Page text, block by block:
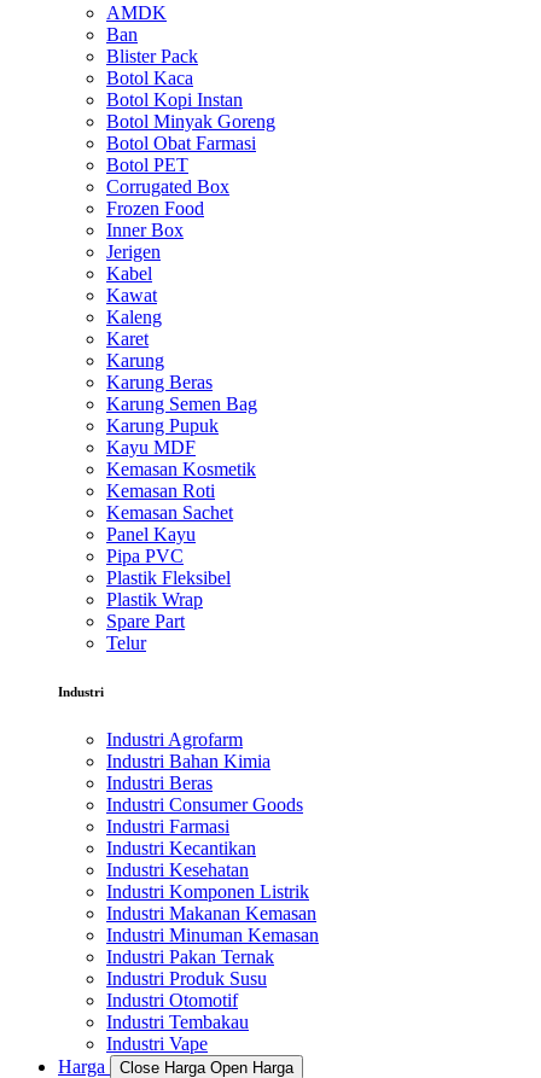
AMDK
Ban
Blister Pack
Botol Kaca
Botol Kopi Instan
Botol Minyak Goreng
Botol Obat Farmasi
Botol PET
Corrugated Box
Frozen Food
Inner Box
Jerigen
Kabel
Kawat
Kaleng
Karet
Karung
Karung Beras
Karung Semen Bag
Karung Pupuk
Kayu MDF
Kemasan Kosmetik
Kemasan Roti
Kemasan Sachet
Panel Kayu
Pipa PVC
Plastik Fleksibel
Plastik Wrap
Spare Part
Telur
Industri
Industri Agrofarm
Industri Bahan Kimia
Industri Beras
Industri Consumer Goods
Industri Farmasi
Industri Kecantikan
Industri Kesehatan
Industri Komponen Listrik
Industri Makanan Kemasan
Industri Minuman Kemasan
Industri Pakan Ternak
Industri Produk Susu
Industri Otomotif
Industri Tembakau
Industri Vape
Harga
Close Harga Open Harga